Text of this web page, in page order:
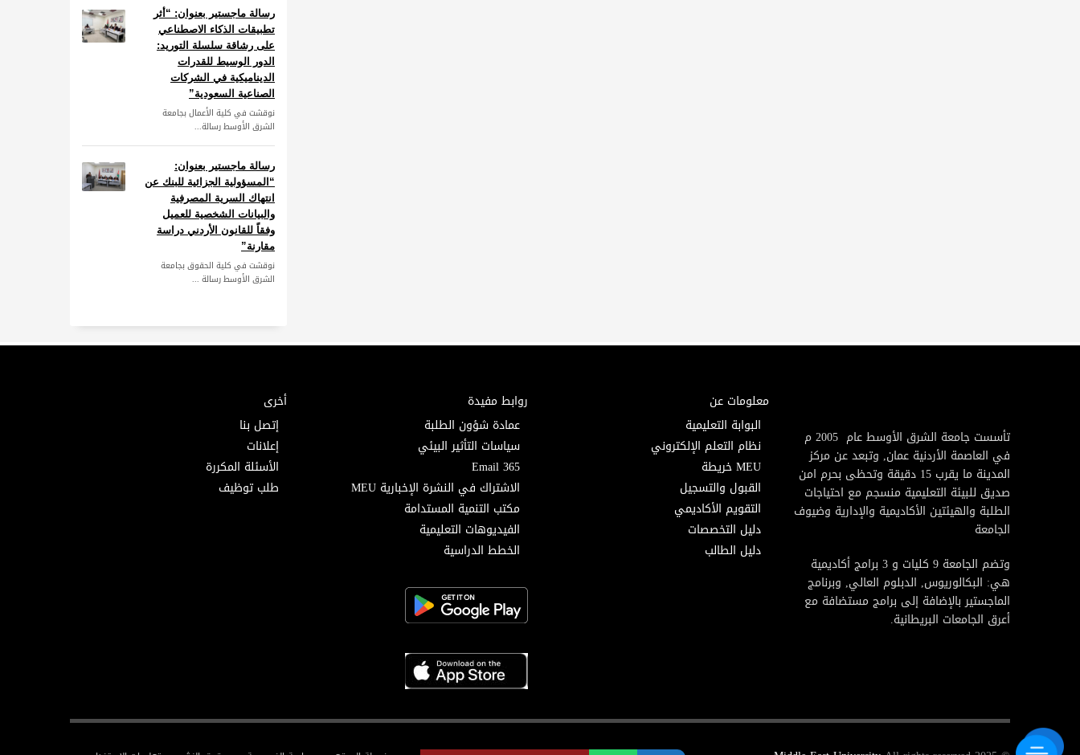
رسالة ماجستير بعنوان: “أثر
تطبيقات الذكاء الاصطناعي
على رشاقة سلسلة التوريد:
الدور الوسيط للقدرات
الديناميكية في الشركات
الصناعية السعودية”
نوقشت في كلية الأعمال بجامعة
الشرق الأوسط رسالة...
رسالة ماجستير بعنوان:
“المسؤولية الجزائية للبنك عن
انتهاك السرية المصرفية
والبيانات الشخصية للعميل
وفقاً للقانون الأردني دراسة
مقارنة”
نوقشت في كلية الحقوق بجامعة
الشرق الأوسط رسالة ...
تأسست جامعة الشرق الأوسط عام 2005 م
في العاصمة الأردنية عمان, وتبعد عن مركز
المدينة ما يقرب 15 دقيقة وتحظى بحرم امن
صديق للبيئة التعليمية منسجم مع احتياجات
الطلبة والهيئتين الأكاديمية والإدارية وضيوف
الجامعة
وتضم الجامعة 9 كليات و 3 برامج أكاديمية
هي: البكالوريوس, الدبلوم العالي, وبرنامج
الماجستير بالإضافة إلى برامج مستضافة مع
أعرق الجامعات البريطانية.
معلومات عن
البوابة التعليمية
نظام التعلم الإلكتروني
MEU خريطة
القبول والتسجيل
التقويم الأكاديمي
دليل التخصصات
دليل الطالب
روابط مفيدة
عمادة شؤون الطلبة
سياسات التأثير البيئي
Email 365
الاشتراك في النشرة الإخبارية MEU
مكتب التنمية المستدامة
الفيديوهات التعليمية
الخطط الدراسية
أخرى
إتصل بنا
إعلانات
الأسئلة المكررة
طلب توظيف